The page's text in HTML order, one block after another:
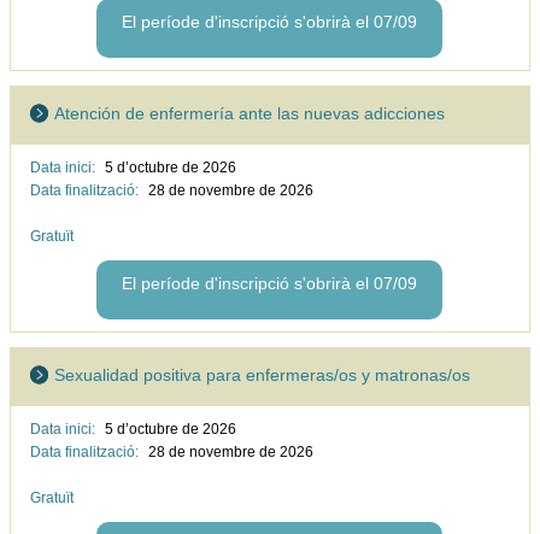
El període d'inscripció s'obrirà el 07/09
Atención de enfermería ante las nuevas adicciones
Data inici: 5 d’octubre de 2026
Data finalització: 28 de novembre de 2026
Gratuït
El període d'inscripció s'obrirà el 07/09
Sexualidad positiva para enfermeras/os y matronas/os
Data inici: 5 d’octubre de 2026
Data finalització: 28 de novembre de 2026
Gratuït